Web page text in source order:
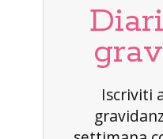
Iscriviti